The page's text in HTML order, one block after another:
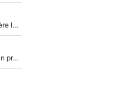
Mercato Analyse : Vincius Jr-Diomandé, la logique derrière la concordance des temps
Rester à Barcelone ou partir au PSG, Ferran Torres a enfin pris sa décision : La course contre la montre est lancée !